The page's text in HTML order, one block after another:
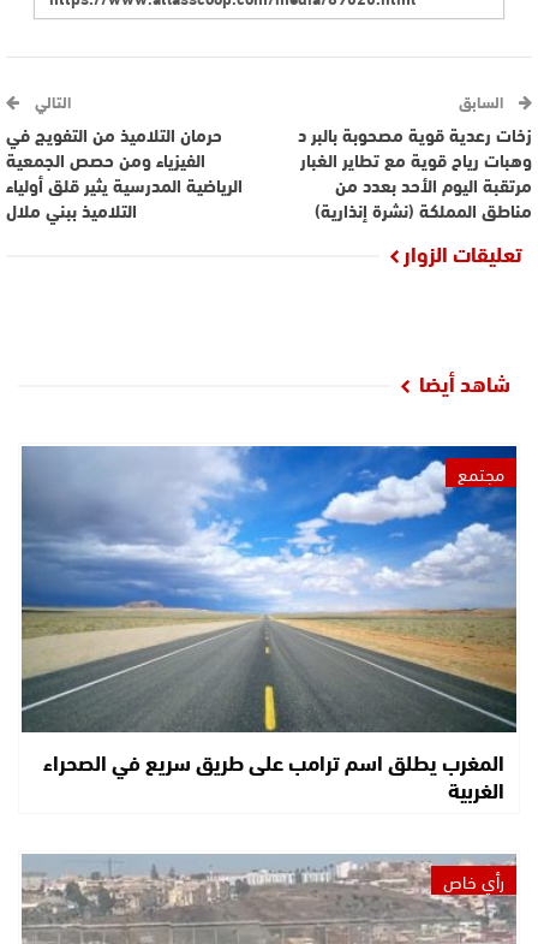
السابق
زخات رعدية قوية مصحوبة بالبر د
وهبات رياح قوية مع تطاير الغبار
مرتقبة اليوم الأحد بعدد من
مناطق المملكة (نشرة إنذارية)
التالي
حرمان التلاميذ من التفويج في
الفيزياء ومن حصص الجمعية
الرياضية المدرسية يثير قلق أولياء
التلاميذ ببني ملال
تعليقات الزوار
شاهد أيضا
مجتمع
المغرب يطلق اسم ترامب على طريق سريع في الصحراء
الغربية
رأي خاص